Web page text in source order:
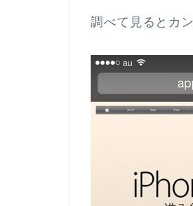
調べて見るとカ